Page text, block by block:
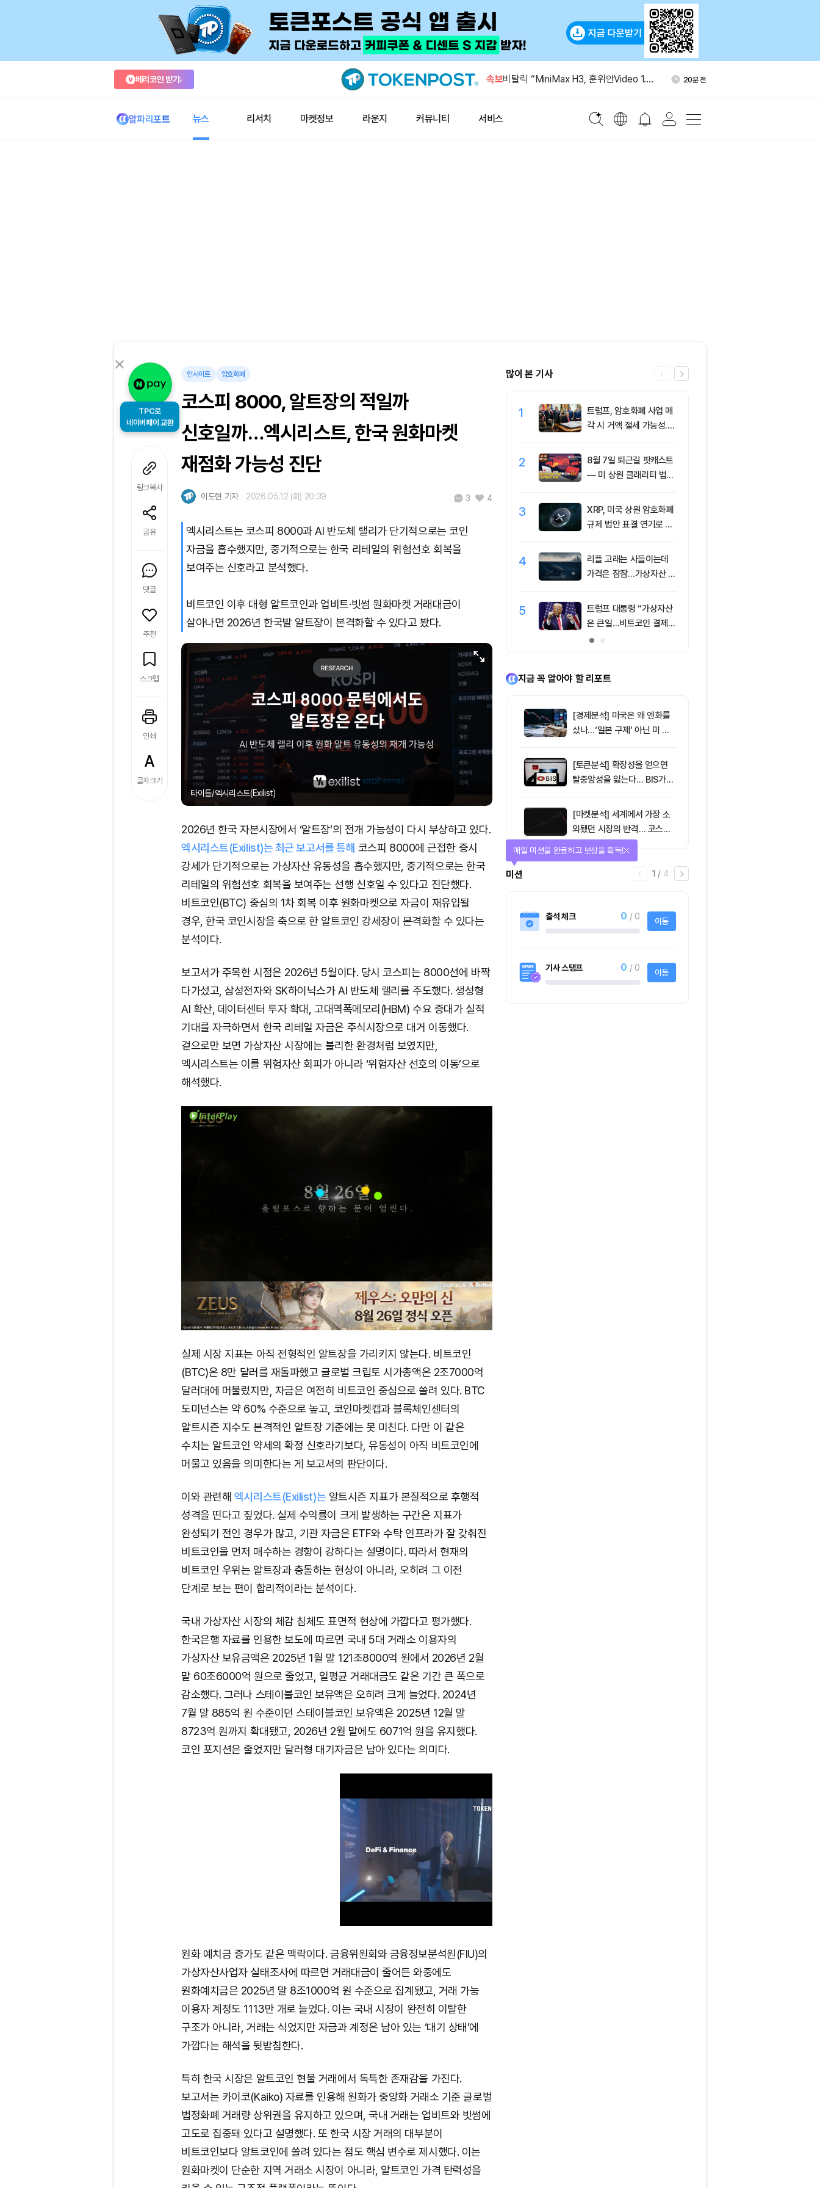
베리코인 받기 속보
미국 7월 고용 2만3000명 감소…실업률
1시간 전
비탈릭 “MiniMax H3, 훈위안Video 1.5
20분 전
알파리포트 뉴스 리서치 마켓정보 라운지 커뮤니티 서비스
TPC로
네이버페이 교환
링크복사
공유
댓글
추천
스크랩
인쇄
글자크기
인사이트 암호화폐
코스피 8000, 알트장의 적일까
신호일까…엑시리스트, 한국 원화마켓
재점화 가능성 진단
이도현 기자 2026.05.12 (화) 20:39 3 4
엑시리스트는 코스피 8000과 AI 반도체 랠리가 단기적으로는 코인
자금을 흡수했지만, 중기적으로는 한국 리테일의 위험선호 회복을
보여주는 신호라고 분석했다.
비트코인 이후 대형 알트코인과 업비트·빗썸 원화마켓 거래대금이
살아나면 2026년 한국발 알트장이 본격화할 수 있다고 봤다.
타이틀/엑시리스트(Exilist)
2026년 한국 자본시장에서 ‘알트장’의 전개 가능성이 다시 부상하고 있다.
엑시리스트(Exilist)는 최근 보고서를 통해 코스피 8000에 근접한 증시
강세가 단기적으로는 가상자산 유동성을 흡수했지만, 중기적으로는 한국
리테일의 위험선호 회복을 보여주는 선행 신호일 수 있다고 진단했다.
비트코인(BTC) 중심의 1차 회복 이후 원화마켓으로 자금이 재유입될
경우, 한국 코인시장을 축으로 한 알트코인 강세장이 본격화할 수 있다는
분석이다.
보고서가 주목한 시점은 2026년 5월이다. 당시 코스피는 8000선에 바짝
다가섰고, 삼성전자와 SK하이닉스가 AI 반도체 랠리를 주도했다. 생성형
AI 확산, 데이터센터 투자 확대, 고대역폭메모리(HBM) 수요 증대가 실적
기대를 자극하면서 한국 리테일 자금은 주식시장으로 대거 이동했다.
겉으로만 보면 가상자산 시장에는 불리한 환경처럼 보였지만,
엑시리스트는 이를 위험자산 회피가 아니라 ‘위험자산 선호의 이동’으로
해석했다.
실제 시장 지표는 아직 전형적인 알트장을 가리키지 않는다. 비트코인
(BTC)은 8만 달러를 재돌파했고 글로벌 크립토 시가총액은 2조7000억
달러대에 머물렀지만, 자금은 여전히 비트코인 중심으로 쏠려 있다. BTC
도미넌스는 약 60% 수준으로 높고, 코인마켓캡과 블록체인센터의
알트시즌 지수도 본격적인 알트장 기준에는 못 미친다. 다만 이 같은
수치는 알트코인 약세의 확정 신호라기보다, 유동성이 아직 비트코인에
머물고 있음을 의미한다는 게 보고서의 판단이다.
이와 관련해 엑시리스트(Exilist)는 알트시즌 지표가 본질적으로 후행적
성격을 띤다고 짚었다. 실제 수익률이 크게 발생하는 구간은 지표가
완성되기 전인 경우가 많고, 기관 자금은 ETF와 수탁 인프라가 잘 갖춰진
비트코인을 먼저 매수하는 경향이 강하다는 설명이다. 따라서 현재의
비트코인 우위는 알트장과 충돌하는 현상이 아니라, 오히려 그 이전
단계로 보는 편이 합리적이라는 분석이다.
국내 가상자산 시장의 체감 침체도 표면적 현상에 가깝다고 평가했다.
한국은행 자료를 인용한 보도에 따르면 국내 5대 거래소 이용자의
가상자산 보유금액은 2025년 1월 말 121조8000억 원에서 2026년 2월
말 60조6000억 원으로 줄었고, 일평균 거래대금도 같은 기간 큰 폭으로
감소했다. 그러나 스테이블코인 보유액은 오히려 크게 늘었다. 2024년
7월 말 885억 원 수준이던 스테이블코인 보유액은 2025년 12월 말
8723억 원까지 확대됐고, 2026년 2월 말에도 6071억 원을 유지했다.
코인 포지션은 줄었지만 달러형 대기자금은 남아 있다는 의미다.
u
원화 예치금 증가도 같은 맥락이다. 금융위원회와 금융정보분석원(FIU)의
가상자산사업자 실태조사에 따르면 거래대금이 줄어든 와중에도
원화예치금은 2025년 말 8조1000억 원 수준으로 집계됐고, 거래 가능
이용자 계정도 1113만 개로 늘었다. 이는 국내 시장이 완전히 이탈한
구조가 아니라, 거래는 식었지만 자금과 계정은 남아 있는 ‘대기 상태’에
가깝다는 해석을 뒷받침한다.
특히 한국 시장은 알트코인 현물 거래에서 독특한 존재감을 가진다.
보고서는 카이코(Kaiko) 자료를 인용해 원화가 중앙화 거래소 기준 글로벌
법정화폐 거래량 상위권을 유지하고 있으며, 국내 거래는 업비트와 빗썸에
고도로 집중돼 있다고 설명했다. 또 한국 시장 거래의 대부분이
비트코인보다 알트코인에 쏠려 있다는 점도 핵심 변수로 제시했다. 이는
원화마켓이 단순한 지역 거래소 시장이 아니라, 알트코인 가격 탄력성을
많이 본 기사
1
트럼프, 암호화폐 사업 매
각 시 거액 절세 가능성...
주목
2
8월 7일 퇴근길 팟캐스트
— 미 상원 클래리티 법안
F 3일 연속 유입
3
XRP, 미국 상원 암호화폐
규제 법안 표결 연기로 급
4
리플 고래는 사들이는데
가격은 잠잠…가상자산 바
5
트럼프 대통령 “가상자산
은 큰일…비트코인 결제
늘어”
지금 꼭 알아야 할 리포트
[경제분석] 미국은 왜 엔화를
샀나…‘일본 구제’ 아닌 미 국
[토큰분석] 확장성을 얻으면
탈중앙성을 잃는다… BIS가
학’
[마켓분석] 세계에서 가장 소
외됐던 시장의 반격… 코스피
1 / 4
미션
매일 미션을 완료하고 보상을 획득!
출석 체크 0 / 0 이동
기사 스탬프 0 / 0 이동